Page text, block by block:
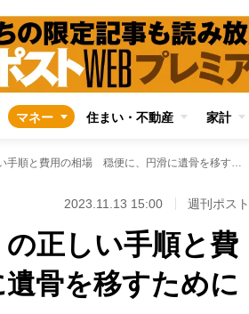
マネー 住まい・不動産 家計
【詳細解説】「墓じまい」の正しい手順と費用の相場 穏便に、円滑に遺骨を移すために知っておくべきポイント
2023.11.13 15:00 週刊ポスト
の正しい手順と費
骨を移すために